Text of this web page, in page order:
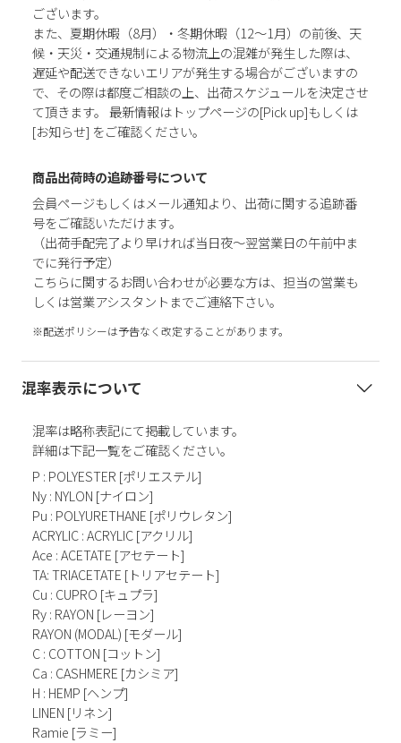
ございます。
また、夏期休暇（8月）・冬期休暇（12～1月）の前後、天
候・天災・交通規制による物流上の混雑が発生した際は、
遅延や配送できないエリアが発生する場合がございますの
で、その際は都度ご相談の上、出荷スケジュールを決定させ
て頂きます。 最新情報はトップページの[Pick up]もしくは
[お知らせ] をご確認ください。
商品出荷時の追跡番号について
会員ページもしくはメール通知より、出荷に関する追跡番
号をご確認いただけます。
（出荷手配完了より早ければ当日夜～翌営業日の午前中ま
でに発行予定）
こちらに関するお問い合わせが必要な方は、担当の営業も
しくは営業アシスタントまでご連絡下さい。
※配送ポリシーは予告なく改定することがあります。
混率表示について
混率は略称表記にて掲載しています。
詳細は下記一覧をご確認ください。
P : POLYESTER [ポリエステル]
Ny : NYLON [ナイロン]
Pu : POLYURETHANE [ポリウレタン]
ACRYLIC : ACRYLIC [アクリル]
Ace : ACETATE [アセテート]
TA: TRIACETATE [トリアセテート]
Cu : CUPRO [キュプラ]
Ry : RAYON [レーヨン]
RAYON (MODAL) [モダール]
C : COTTON [コットン]
Ca : CASHMERE [カシミア]
H : HEMP [ヘンプ]
LINEN [リネン]
Ramie [ラミー]